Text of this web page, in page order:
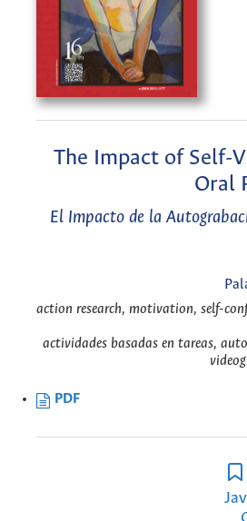
The Impact of Self-
Oral
El Impacto de la
action research, motivation, self-
actividades basadas en tareas,
PDF